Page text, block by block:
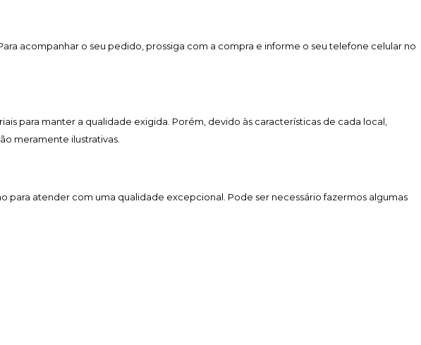
acompanhar o seu pedido, prossiga com a compra e informe o seu telefone celular no
para manter a qualidade exigida. Porém, devido às características de cada local,
meramente ilustrativas.
atender com uma qualidade excepcional. Pode ser necessário fazermos algumas